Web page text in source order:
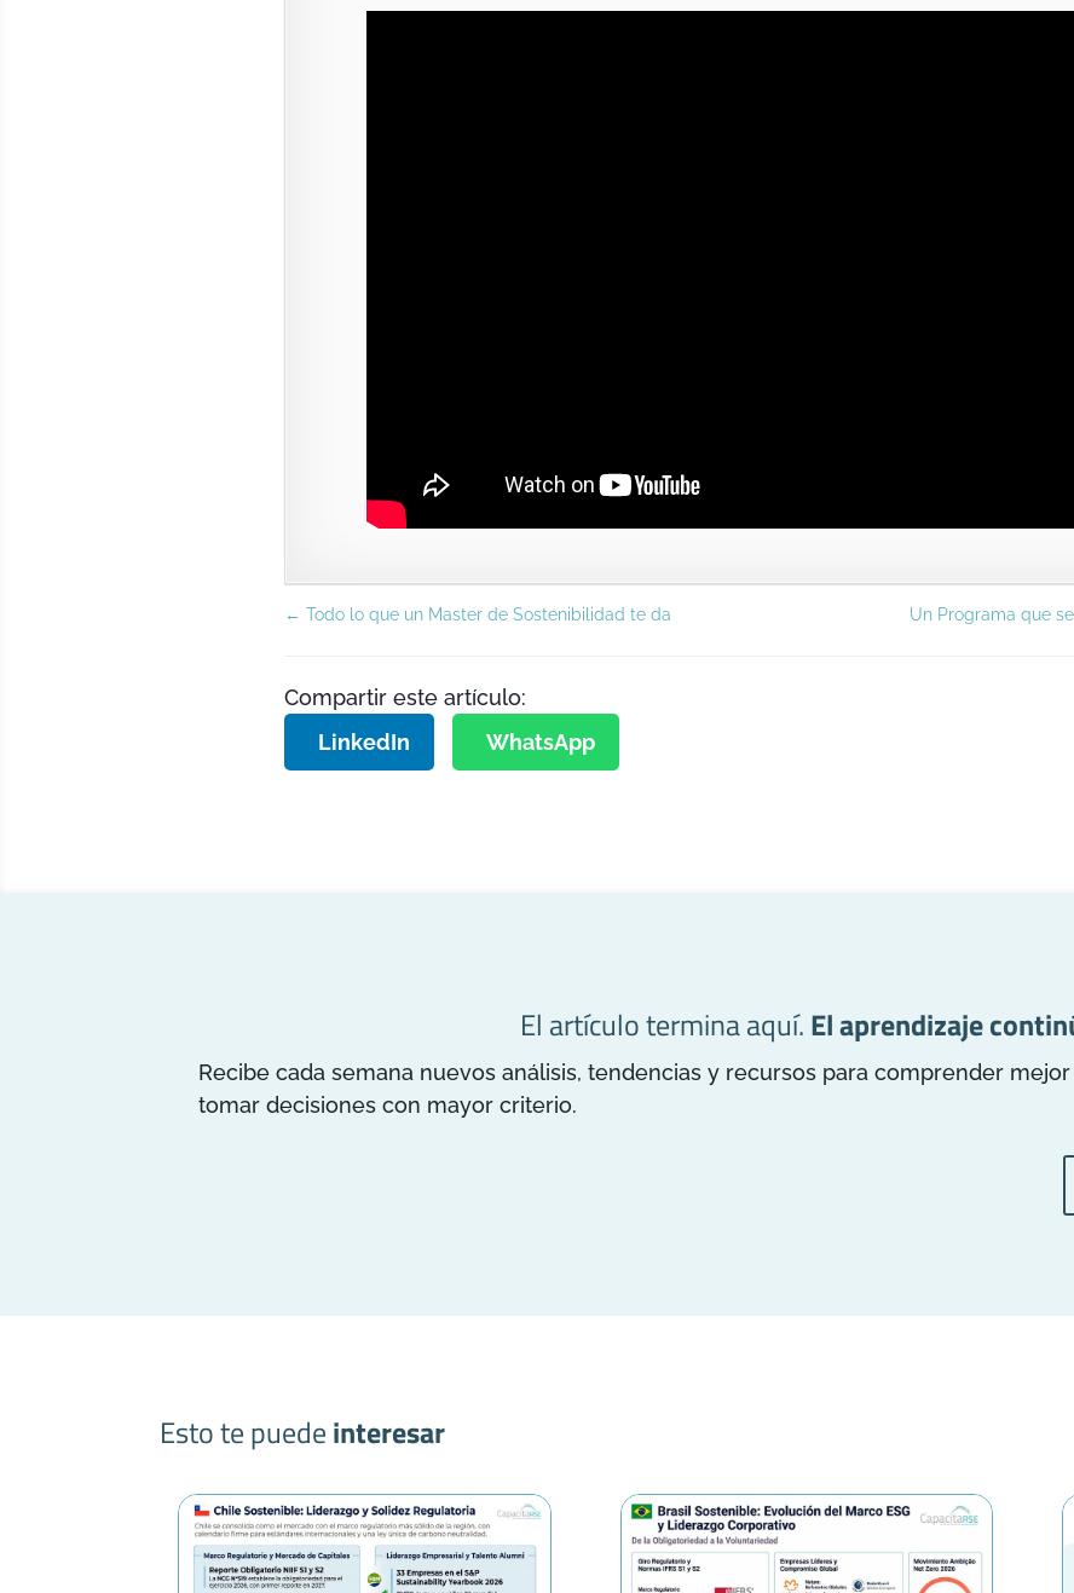
←Todo lo que un Master de Sostenibilidad te da Un Programa que
Compartir este artículo:
LinkedIn
WhatsApp
El artículo termina aquí.El aprendizaje
Recibe cada semana nuevos análisis, tendencias y recursos para comprender
tomar decisiones con mayor criterio.
Esto te puedeinteresar